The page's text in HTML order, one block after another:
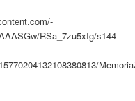
RSa_7zu5xIg/s144-